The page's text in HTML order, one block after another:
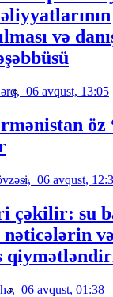
və
06 avqust, 13:05
06 avqust,
çəkilir: su
06 avqust, 01:38